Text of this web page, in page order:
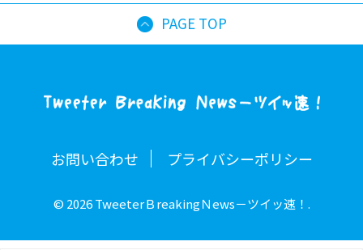
PAGE TOP
お問い合わせ プライバシーポリシー
© 2026 TweeterＢreakingＮews－ツイッ速！.